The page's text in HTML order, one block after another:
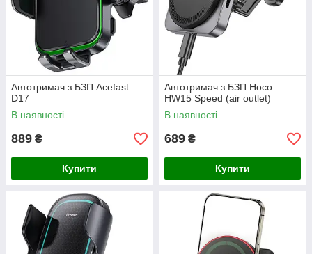
Автотримач з БЗП Acefast
D17
В наявності
889 ₴
Купити
Автотримач з БЗП Hoco
HW15 Speed (air outlet)
В наявності
689 ₴
Купити